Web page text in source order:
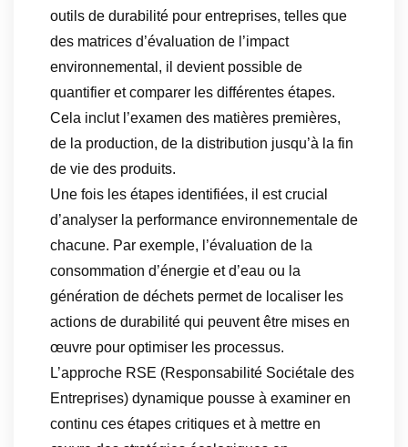
outils de durabilité pour entreprises, telles que
des matrices d’évaluation de l’impact
environnemental, il devient possible de
quantifier et comparer les différentes étapes.
Cela inclut l’examen des matières premières,
de la production, de la distribution jusqu’à la fin
de vie des produits.
Une fois les étapes identifiées, il est crucial
d’analyser la performance environnementale de
chacune. Par exemple, l’évaluation de la
consommation d’énergie et d’eau ou la
génération de déchets permet de localiser les
actions de durabilité qui peuvent être mises en
œuvre pour optimiser les processus.
L’approche RSE (Responsabilité Sociétale des
Entreprises) dynamique pousse à examiner en
continu ces étapes critiques et à mettre en